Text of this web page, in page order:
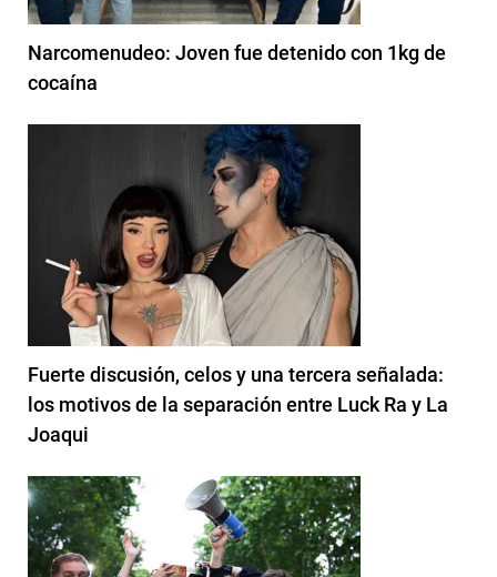
Narcomenudeo: Joven fue detenido con 1kg de
cocaína
Fuerte discusión, celos y una tercera señalada:
los motivos de la separación entre Luck Ra y La
Joaqui